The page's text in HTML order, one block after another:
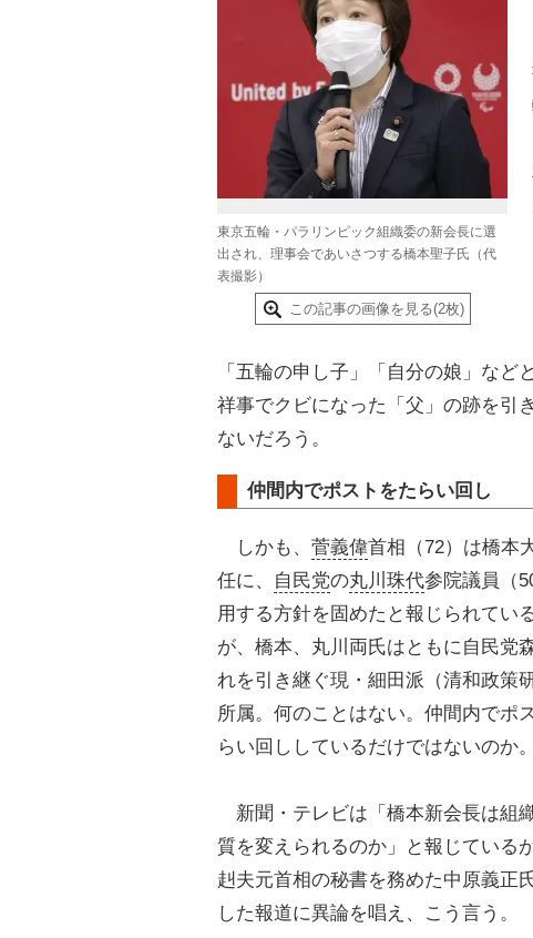
東京五輪・パラリンピック組織委の新会長に選
出され、理事会であいさつする橋本聖子氏（代
表撮影）
この記事の画像を見る(2枚)
「五輪の申し子」「自分の娘」な
祥事でクビになった「父」の跡を引
ないだろう。
仲間内でポストをたらい回し
しかも、 菅義偉首相（72）は橋本
任に、
自民党の丸川珠代参院議員（
用する方針を固めたと報じられてい
が、橋本、丸川両氏はともに自民党
れを引き継ぐ現・細田派（清和政策研
所属。何のことはない。仲間内でポ
らい回ししているだけではないのか。
新聞・テレビは「橋本新会長は組
質を変えられるのか」と報じている
赳夫元首相の秘書を務めた中原義正
した報道に異論を唱え、こう言う。